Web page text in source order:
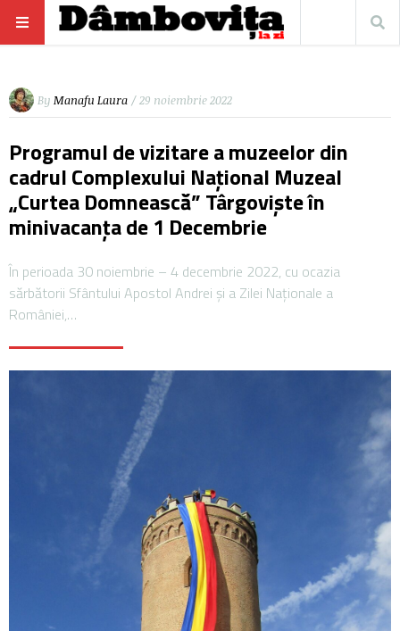
By Manafu Laura / 29 noiembrie 2022
Programul de vizitare a muzeelor din
cadrul Complexului Național Muzeal
„Curtea Domnească” Târgoviște în
minivacanța de 1 Decembrie
În perioada 30 noiembrie – 4 decembrie 2022, cu ocazia
sărbătorii Sfântului Apostol Andrei şi a Zilei Naționale a
României,…